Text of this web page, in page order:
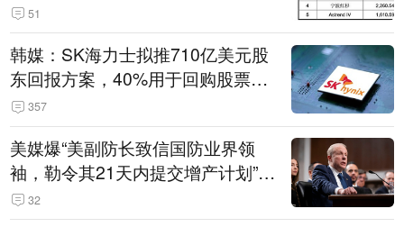
51
韩媒：SK海力士拟推710亿美元股
东回报方案，40%用于回购股票，
相当于美股发行规模
357
美媒爆“美副防长致信国防业界领
袖，勒令其21天内提交增产计划”，
五角大楼回应
32